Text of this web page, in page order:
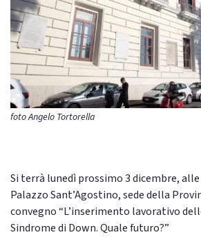
foto Angelo Tortorella
Si terrà lunedì prossimo 3 dicembre,
Palazzo Sant’Agostino, sede della
convegno “L’inserimento lavorativo
Sindrome di Down. Quale futuro?”